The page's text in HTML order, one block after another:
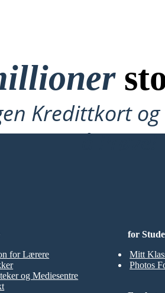
Kredittkort
å Prøve!
for
Mitt
Photos
for Lærere
og Mediesentre